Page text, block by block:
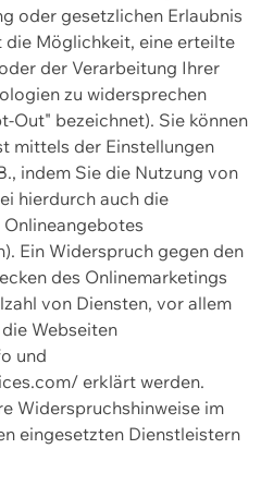
oder gesetzlichen Erlaubnis
Möglichkeit, eine erteilte
der Verarbeitung Ihrer
zu widersprechen
Out" bezeichnet). Sie können
mittels der Einstellungen
indem Sie die Nutzung von
hierdurch auch die
Ein Widerspruch gegen den
des Onlinemarketings
von Diensten, vor allem
Webseiten
und
erklärt werden.
Widerspruchshinweise im
eingesetzten Dienstleistern